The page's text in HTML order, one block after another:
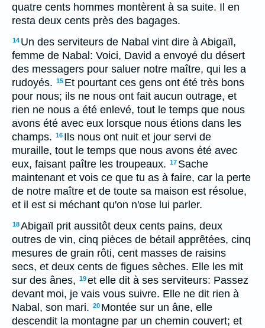
quatre cents hommes montèrent à sa suite. Il en
resta deux cents près des bagages.
14 Un des serviteurs de Nabal vint dire à Abigaïl,
femme de Nabal: Voici, David a envoyé du désert
des messagers pour saluer notre maître, qui les a
rudoyés. 15 Et pourtant ces gens ont été très bons
pour nous; ils ne nous ont fait aucun outrage, et
rien ne nous a été enlevé, tout le temps que nous
avons été avec eux lorsque nous étions dans les
champs. 16 Ils nous ont nuit et jour servi de
muraille, tout le temps que nous avons été avec
eux, faisant paître les troupeaux. 17 Sache
maintenant et vois ce que tu as à faire, car la perte
de notre maître et de toute sa maison est résolue,
et il est si méchant qu'on n'ose lui parler.
18Abigaïl prit aussitôt deux cents pains, deux
outres de vin, cinq pièces de bétail apprêtées, cinq
mesures de grain rôti, cent masses de raisins
secs, et deux cents de figues sèches. Elle les mit
sur des ânes, 19et elle dit à ses serviteurs: Passez
devant moi, je vais vous suivre. Elle ne dit rien à
Nabal, son mari. 20 Montée sur un âne, elle
descendit la montagne par un chemin couvert; et